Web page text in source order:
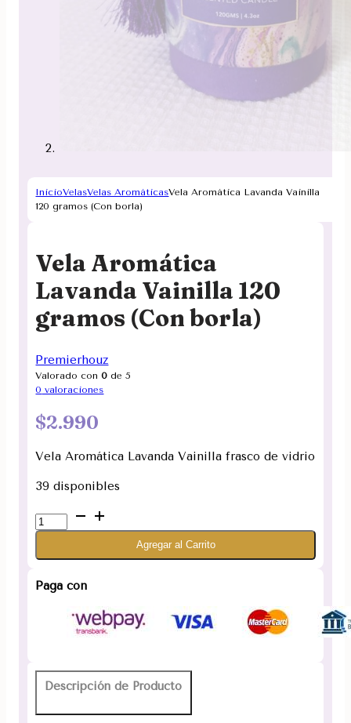
InicioVelasVelas AromáticasVela Aromática Lavanda Vainilla
120 gramos (Con borla)
Vela Aromática
Lavanda Vainilla 120
gramos (Con borla)
Premierhouz
Valorado con0 de 5
0 valoraciones
$2.990
Vela Aromática Lavanda Vainilla frasco de vidrio
39 disponibles
Vela
Aromática
120
Agregar al Carrito
Paga con
Descripción de Producto